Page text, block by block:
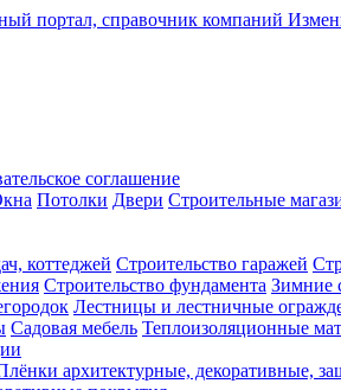
соглашение
Потолки Двери Строительные
коттеджей Строительство гаражей
Строительство фундамента Зимние
Лестницы и лестничные
Садовая мебель Теплоизоляционные
архитектурные, декоративные,